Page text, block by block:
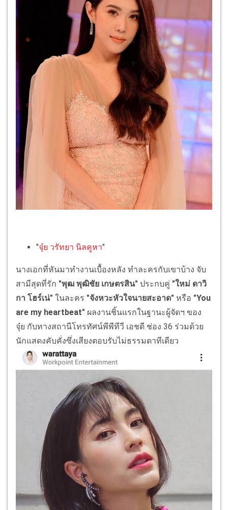
"จุ๋ย วรัทยา นิลคูหา"
นางเอกที่หันมาทำงานเบื้องหลัง ทำละครกับเขาบ้าง จับ
สามีสุดที่รัก "พุฒ พุฒิชัย เกษตรสิน" ประกบคู่ "ใหม่ ดาวิ
กา โฮร์เน่" ในละคร "จังหวะหัวใจนายสะอาด" หรือ "You
are my heartbeat" ผลงานชิ้นแรกในฐานะผู้จัดฯ ของ
จุ๋ย กับทางสถานีโทรทัศน์พีพีทีวี เอชดี ช่อง 36 ร่วมด้วย
นักแสดงคับคั่งซึ่งเสียงตอบรับไม่ธรรมดาทีเดียว